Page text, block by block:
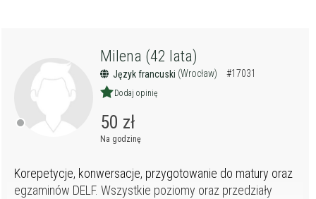
Milena (42 lata)
Język francuski (Wrocław) #17031
Dodaj opinię
50 zł
Na godzinę
Korepetycje, konwersacje, przygotowanie do matury oraz
egzaminów DELF. Wszystkie poziomy oraz przedziały